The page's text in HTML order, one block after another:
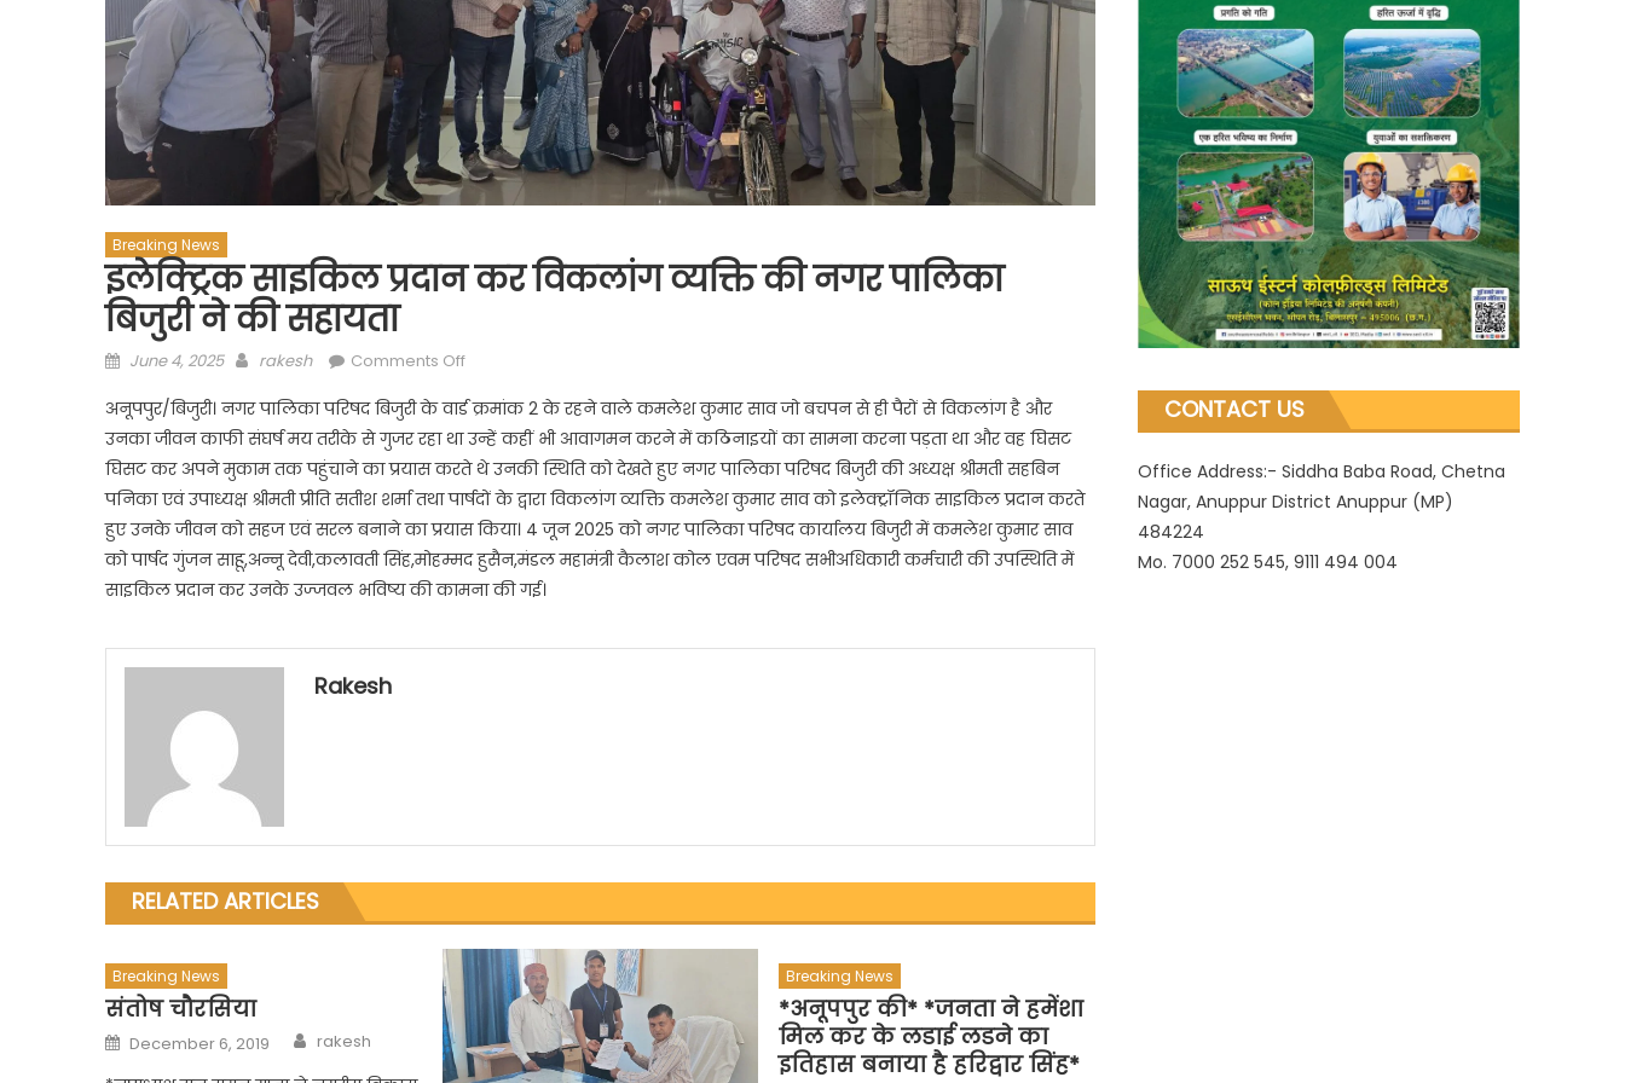
Breaking News
इलेक्ट्रिक साइकिल प्रदान कर विकलांग व्यक्ति की नगर पालिका
बिजुरी ने की सहायता
Posted
June 4, 2025 Author
rakesh Comments Offon
साइकिल
प्रदान
कर
विकलांग
व्यक्ति
की
नगर
अनूपपुर/बिजुरी। नगर पालिका परिषद बिजुरी के वार्ड क्रमांक 2 के रहने वाले कमलेश कुमार साव जो बचपन से ही पैरों से विकलांग है और
उनका जीवन काफी संघर्ष मय तरीके से गुजर रहा था उन्हें कहीं भी आवागमन करने में कठिनाइयों का सामना करना पड़ता था और वह घिसट
घिसट कर अपने मुकाम तक पहुंचाने का प्रयास करते थे उनकी स्थिति को देखते हुए नगर पालिका परिषद बिजुरी की अध्यक्ष श्रीमती सहबिन
पनिका एवं उपाध्यक्ष श्रीमती प्रीति सतीश शर्मा तथा पार्षदों के द्वारा विकलांग व्यक्ति कमलेश कुमार साव को इलेक्ट्रॉनिक साइकिल प्रदान करते
हुए उनके जीवन को सहज एवं सरल बनाने का प्रयास किया। 4 जून 2025 को नगर पालिका परिषद कार्यालय बिजुरी में कमलेश कुमार साव
को पार्षद गुंजन साहू,अन्नू देवी,कलावती सिंह,मोहम्मद हुसैन,मंडल महामंत्री कैलाश कोल एवम परिषद सभीअधिकारी कर्मचारी की उपस्थिति में
साइकिल प्रदान कर उनके उज्जवल भविष्य की कामना की गई।
Rakesh
RELATED ARTICLES
Breaking News
संतोष चौरसिया
Posted
on
December 6, 2019 Author
rakesh
Breaking News
*अनूपपुर की* *जनता ने हमेंशा
मिल कर के लडाई लडने का
इतिहास बनाया है हरिद्वार सिंह*
CONTACT US
Office Address:- Siddha Baba Road, Chetna
Nagar, Anuppur District Anuppur (MP)
484224
Mo. 7000 252 545, 9111 494 004